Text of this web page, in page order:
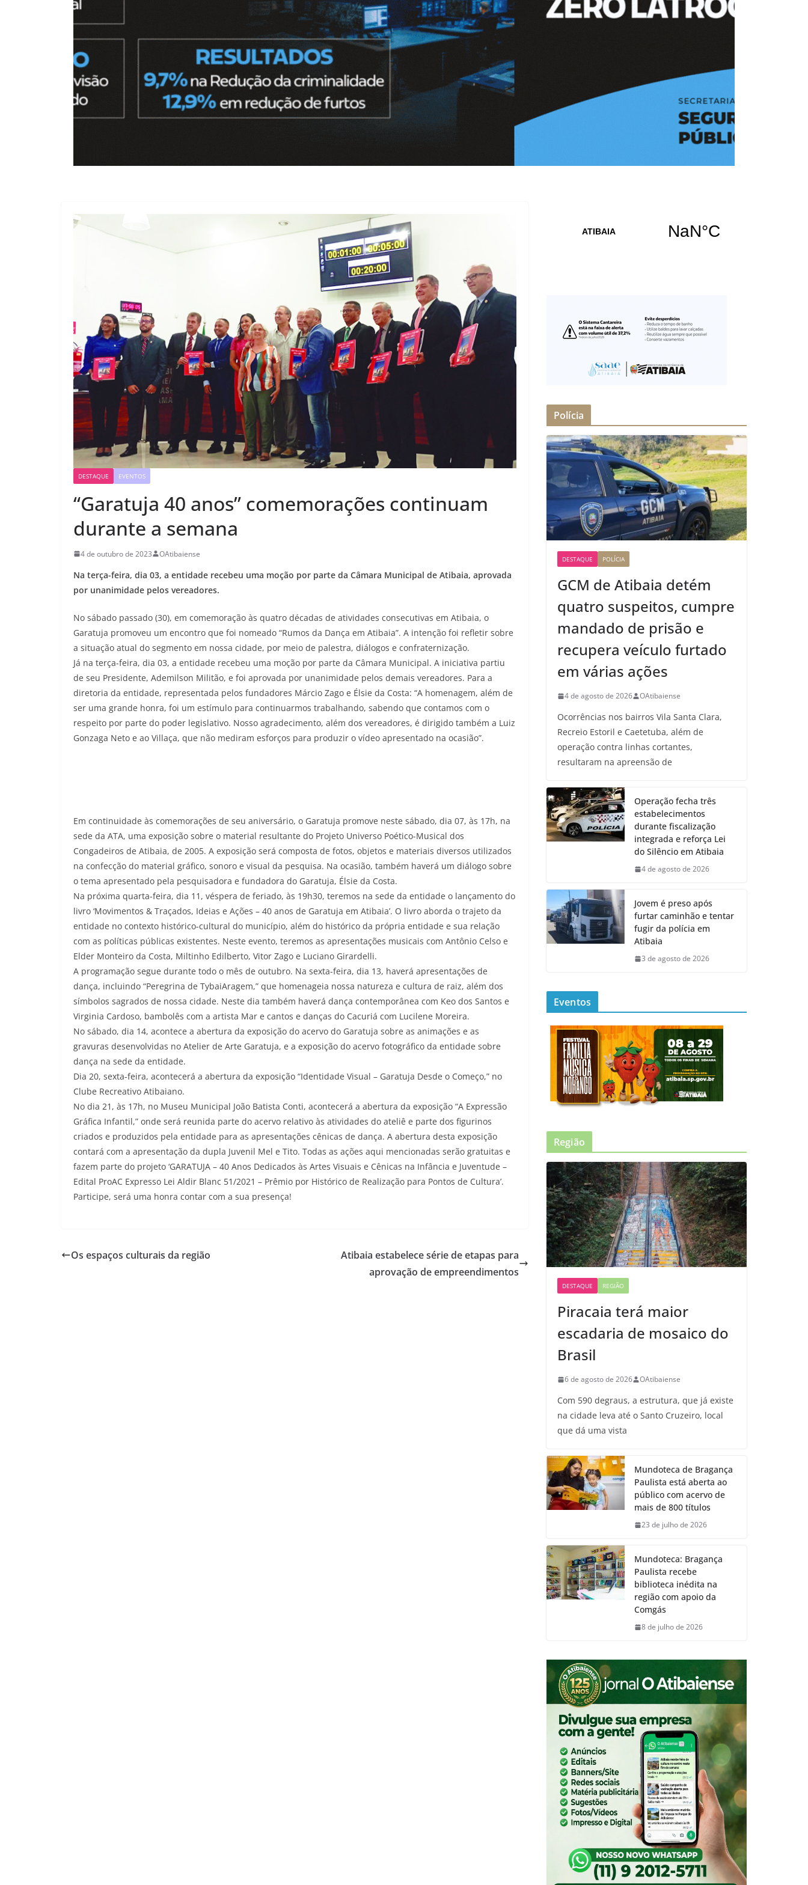
DESTAQUE EVENTOS
“Garatuja 40 anos” comemorações continuam
durante a semana
4 de outubro de 2023 OAtibaiense
Na terça-feira, dia 03, a entidade recebeu uma moção por parte da Câmara Municipal de Atibaia, aprovada
por unanimidade pelos vereadores.
No sábado passado (30), em comemoração às quatro décadas de atividades consecutivas em Atibaia, o
Garatuja promoveu um encontro que foi nomeado “Rumos da Dança em Atibaia”. A intenção foi refletir sobre
a situação atual do segmento em nossa cidade, por meio de palestra, diálogos e confraternização.
Já na terça-feira, dia 03, a entidade recebeu uma moção por parte da Câmara Municipal. A iniciativa partiu
de seu Presidente, Ademilson Militão, e foi aprovada por unanimidade pelos demais vereadores. Para a
diretoria da entidade, representada pelos fundadores Márcio Zago e Élsie da Costa: “A homenagem, além de
ser uma grande honra, foi um estímulo para continuarmos trabalhando, sabendo que contamos com o
respeito por parte do poder legislativo. Nosso agradecimento, além dos vereadores, é dirigido também a Luiz
Gonzaga Neto e ao Villaça, que não mediram esforços para produzir o vídeo apresentado na ocasião”.
Em continuidade às comemorações de seu aniversário, o Garatuja promove neste sábado, dia 07, às 17h, na
sede da ATA, uma exposição sobre o material resultante do Projeto Universo Poético-Musical dos
Congadeiros de Atibaia, de 2005. A exposição será composta de fotos, objetos e materiais diversos utilizados
na confecção do material gráfico, sonoro e visual da pesquisa. Na ocasião, também haverá um diálogo sobre
o tema apresentado pela pesquisadora e fundadora do Garatuja, Élsie da Costa.
Na próxima quarta-feira, dia 11, véspera de feriado, às 19h30, teremos na sede da entidade o lançamento do
livro ‘Movimentos & Traçados, Ideias e Ações – 40 anos de Garatuja em Atibaia’. O livro aborda o trajeto da
entidade no contexto histórico-cultural do município, além do histórico da própria entidade e sua relação
com as políticas públicas existentes. Neste evento, teremos as apresentações musicais com Antônio Celso e
Elder Monteiro da Costa, Miltinho Edilberto, Vitor Zago e Luciano Girardelli.
A programação segue durante todo o mês de outubro. Na sexta-feira, dia 13, haverá apresentações de
dança, incluindo “Peregrina de TybaiAragem,” que homenageia nossa natureza e cultura de raiz, além dos
símbolos sagrados de nossa cidade. Neste dia também haverá dança contemporânea com Keo dos Santos e
Virginia Cardoso, bambolês com a artista Mar e cantos e danças do Cacuriá com Lucilene Moreira.
No sábado, dia 14, acontece a abertura da exposição do acervo do Garatuja sobre as animações e as
gravuras desenvolvidas no Atelier de Arte Garatuja, e a exposição do acervo fotográfico da entidade sobre
dança na sede da entidade.
Dia 20, sexta-feira, acontecerá a abertura da exposição “Identidade Visual – Garatuja Desde o Começo,” no
Clube Recreativo Atibaiano.
No dia 21, às 17h, no Museu Municipal João Batista Conti, acontecerá a abertura da exposição “A Expressão
Gráfica Infantil,” onde será reunida parte do acervo relativo às atividades do ateliê e parte dos figurinos
criados e produzidos pela entidade para as apresentações cênicas de dança. A abertura desta exposição
contará com a apresentação da dupla Juvenil Mel e Tito. Todas as ações aqui mencionadas serão gratuitas e
fazem parte do projeto ‘GARATUJA – 40 Anos Dedicados às Artes Visuais e Cênicas na Infância e Juventude –
Edital ProAC Expresso Lei Aldir Blanc 51/2021 – Prêmio por Histórico de Realização para Pontos de Cultura’.
Participe, será uma honra contar com a sua presença!
Os espaços culturais da região
Atibaia estabelece série de etapas para
aprovação de empreendimentos
Polícia
DESTAQUE POLÍCIA
GCM de Atibaia detém
quatro suspeitos, cumpre
mandado de prisão e
recupera veículo furtado
em várias ações
4 de agosto de 2026 OAtibaiense
Ocorrências nos bairros Vila Santa Clara,
Recreio Estoril e Caetetuba, além de
operação contra linhas cortantes,
resultaram na apreensão de
Operação fecha três
estabelecimentos
durante fiscalização
integrada e reforça Lei
do Silêncio em Atibaia
4 de agosto de 2026
Jovem é preso após
furtar caminhão e tentar
fugir da polícia em
Atibaia
3 de agosto de 2026
Eventos
Região
DESTAQUE REGIÃO
Piracaia terá maior
escadaria de mosaico do
Brasil
6 de agosto de 2026 OAtibaiense
Com 590 degraus, a estrutura, que já existe
na cidade leva até o Santo Cruzeiro, local
que dá uma vista
Mundoteca de Bragança
Paulista está aberta ao
público com acervo de
mais de 800 títulos
23 de julho de 2026
Mundoteca: Bragança
Paulista recebe
biblioteca inédita na
região com apoio da
Comgás
8 de julho de 2026